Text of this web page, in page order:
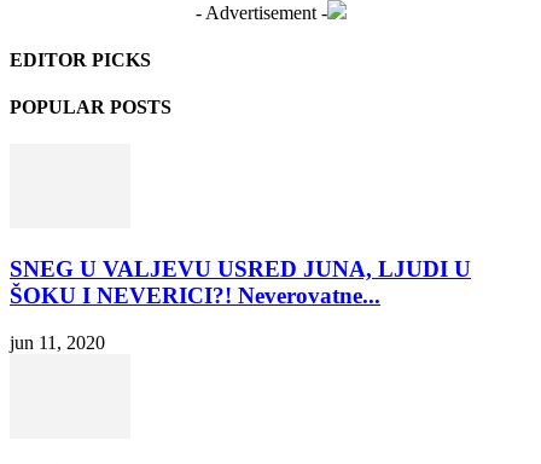
- Advertisement -
EDITOR PICKS
POPULAR POSTS
SNEG U VALJEVU USRED JUNA, LJUDI U
ŠOKU I NEVERICI?! Neverovatne...
jun 11, 2020